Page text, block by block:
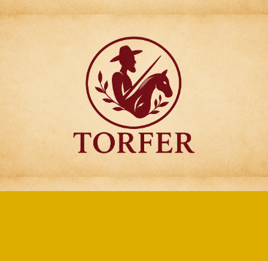
Articulos para
Regalo Torfer.